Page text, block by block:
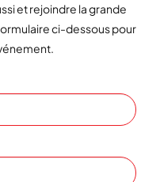
et rejoindre la grande
ci-dessous pour